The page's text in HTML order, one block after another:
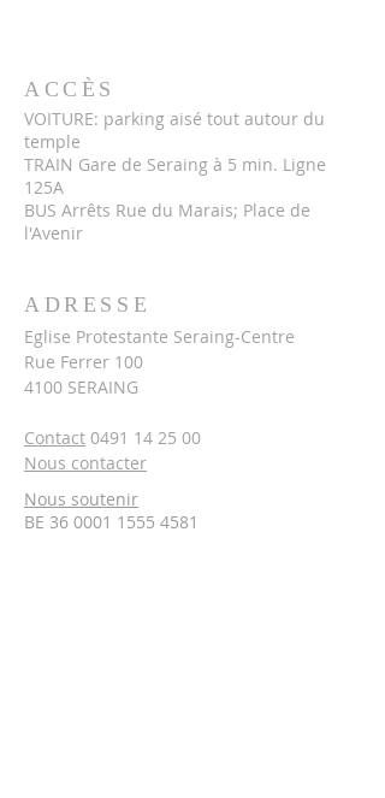
ACCÈS
VOITURE: parking aisé tout autour du
temple
TRAIN Gare de Seraing à 5 min. Ligne
125A
BUS Arrêts Rue du Marais; Place de
l'Avenir
ADRESSE
Eglise Protestante Seraing-Centre
Rue Ferrer 100
4100 SERAING
Contact 0491 14 25 00
Nous contacter
Nous soutenir
BE 36 0001 1555 4581